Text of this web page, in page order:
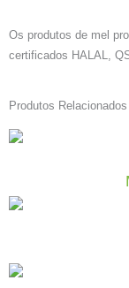
Os produtos de mel
certificados HALAL,
Produtos Relacionados